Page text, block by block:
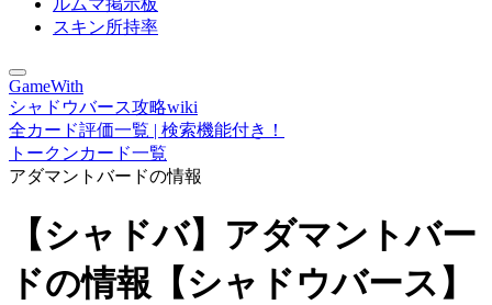
ルムマ掲示板
スキン所持率
GameWith
シャドウバース攻略wiki
全カード評価一覧 | 検索機能付き！
トークンカード一覧
アダマントバードの情報
【シャドバ】アダマントバー
ドの情報【シャドウバース】